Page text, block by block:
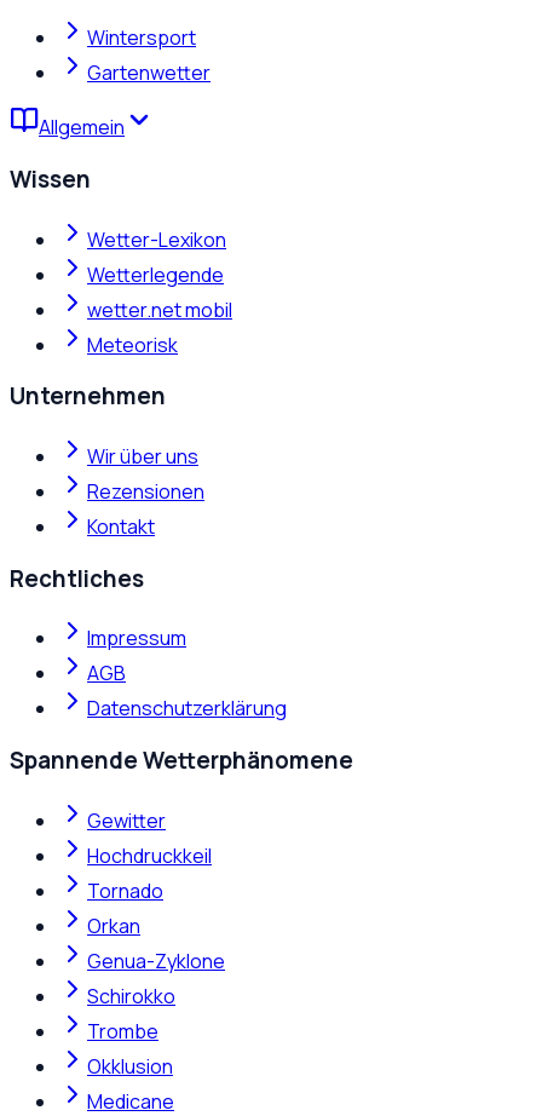
Wintersport
Gartenwetter
Allgemein
Wissen
Wetter-Lexikon
Wetterlegende
wetter.net mobil
Meteorisk
Unternehmen
Wir über uns
Rezensionen
Kontakt
Rechtliches
Impressum
AGB
Datenschutzerklärung
Spannende Wetterphänomene
Gewitter
Hochdruckkeil
Tornado
Orkan
Genua-Zyklone
Schirokko
Trombe
Okklusion
Medicane